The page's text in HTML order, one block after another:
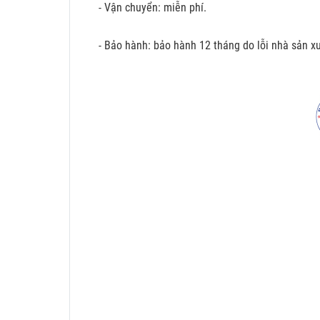
- Vận chuyển: miễn phí.
- Bảo hành: bảo hành 12 tháng do lỗi nhà sản